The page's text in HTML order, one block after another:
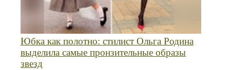
Юбка как полотно: стилист Ольга Родина
выделила самые пронзительные образы
звезд